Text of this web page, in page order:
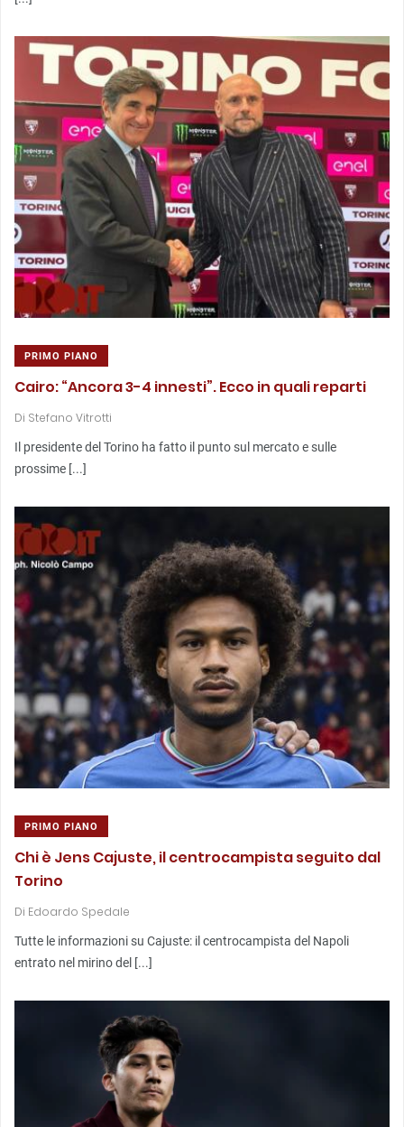
PRIMO PIANO
Cairo: “Ancora 3-4 innesti”. Ecco in quali reparti
Di Stefano Vitrotti
Il presidente del Torino ha fatto il punto sul mercato e sulle
prossime [...]
PRIMO PIANO
Chi è Jens Cajuste, il centrocampista seguito dal
Torino
Di Edoardo Spedale
Tutte le informazioni su Cajuste: il centrocampista del Napoli
entrato nel mirino del [...]